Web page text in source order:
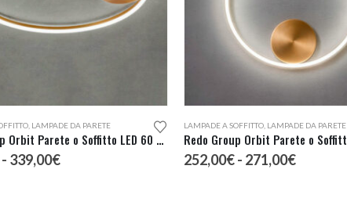
LAMPADE DA PARETE
Redo Group Orbit Parete o Soffitto LED 60 Diretta
- 339,00€Fascia
Questo prodotto ha più varianti. Le opzioni possono essere scelte nella pagina del prodotto
LAMPADE A SOFFITTO LAMPADE DA PARETE
252,00€- 271,00€Fascia